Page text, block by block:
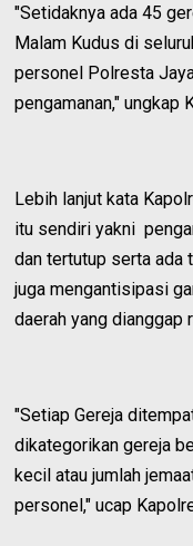
"Setidaknya ada 45
Malam Kudus di
personel Polresta
pengamanan," ungkap
Lebih lanjut kata
itu sendiri yakni
dan tertutup serta ada
juga mengantisipasi
daerah yang dianggap
"Setiap Gereja
dikategorikan gereja
kecil atau jumlah
personel," ucap